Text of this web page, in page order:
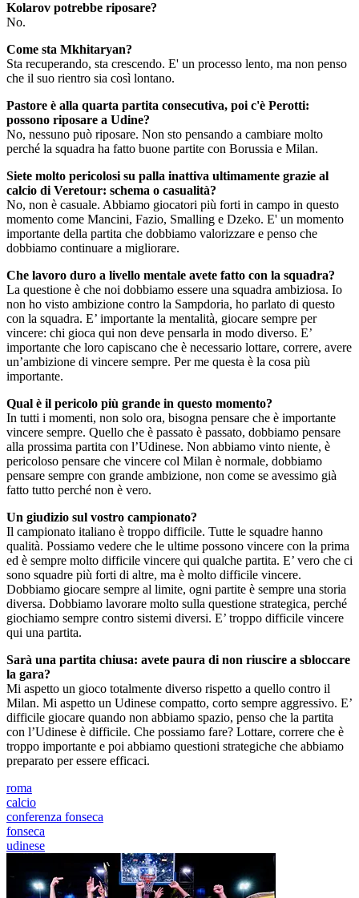
Kolarov potrebbe riposare?
No.
Come sta Mkhitaryan?
Sta recuperando, sta crescendo. E' un processo lento, ma non penso
che il suo rientro sia così lontano.
Pastore è alla quarta partita consecutiva, poi c'è Perotti:
possono riposare a Udine?
No, nessuno può riposare. Non sto pensando a cambiare molto
perché la squadra ha fatto buone partite con Borussia e Milan.
Siete molto pericolosi su palla inattiva ultimamente grazie al
calcio di Veretour: schema o casualità?
No, non è casuale. Abbiamo giocatori più forti in campo in questo
momento come Mancini, Fazio, Smalling e Dzeko. E' un momento
importante della partita che dobbiamo valorizzare e penso che
dobbiamo continuare a migliorare.
Che lavoro duro a livello mentale avete fatto con la squadra?
La questione è che noi dobbiamo essere una squadra ambiziosa. Io
non ho visto ambizione contro la Sampdoria, ho parlato di questo
con la squadra. E’ importante la mentalità, giocare sempre per
vincere: chi gioca qui non deve pensarla in modo diverso. E’
importante che loro capiscano che è necessario lottare, correre, avere
un’ambizione di vincere sempre. Per me questa è la cosa più
importante.
Qual è il pericolo più grande in questo momento?
In tutti i momenti, non solo ora, bisogna pensare che è importante
vincere sempre. Quello che è passato è passato, dobbiamo pensare
alla prossima partita con l’Udinese. Non abbiamo vinto niente, è
pericoloso pensare che vincere col Milan è normale, dobbiamo
pensare sempre con grande ambizione, non come se avessimo già
fatto tutto perché non è vero.
Un giudizio sul vostro campionato?
Il campionato italiano è troppo difficile. Tutte le squadre hanno
qualità. Possiamo vedere che le ultime possono vincere con la prima
ed è sempre molto difficile vincere qui qualche partita. E’ vero che ci
sono squadre più forti di altre, ma è molto difficile vincere.
Dobbiamo giocare sempre al limite, ogni partite è sempre una storia
diversa. Dobbiamo lavorare molto sulla questione strategica, perché
giochiamo sempre contro sistemi diversi. E’ troppo difficile vincere
qui una partita.
Sarà una partita chiusa: avete paura di non riuscire a sbloccare
la gara?
Mi aspetto un gioco totalmente diverso rispetto a quello contro il
Milan. Mi aspetto un Udinese compatto, corto sempre aggressivo. E’
difficile giocare quando non abbiamo spazio, penso che la partita
con l’Udinese è difficile. Che possiamo fare? Lottare, correre che è
troppo importante e poi abbiamo questioni strategiche che abbiamo
preparato per essere efficaci.
roma
calcio
conferenza fonseca
fonseca
udinese